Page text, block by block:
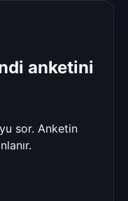
anketini
sor. Anketin